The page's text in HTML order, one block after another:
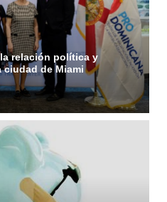
relación política y
de Miami